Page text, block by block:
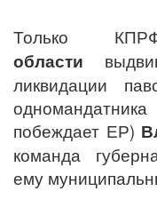
Только
области
ликвидации
побеждает ЕР)
команда
ему